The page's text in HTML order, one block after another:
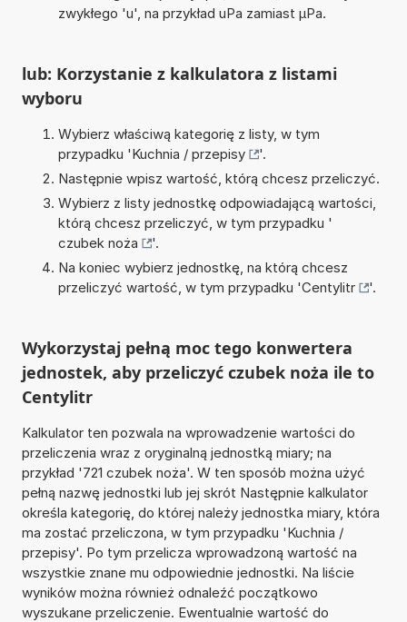
zwykłego 'u', na przykład uPa zamiast µPa.
lub: Korzystanie z kalkulatora z listami
wyboru
Wybierz właściwą kategorię z listy, w tym
przypadku 'Kuchnia / przepisy
'.
Następnie wpisz wartość, którą chcesz przeliczyć.
Wybierz z listy jednostkę odpowiadającą wartości,
którą chcesz przeliczyć, w tym przypadku '
czubek noża
'.
Na koniec wybierz jednostkę, na którą chcesz
przeliczyć wartość, w tym przypadku 'Centylitr '.
Wykorzystaj pełną moc tego konwertera
jednostek, aby przeliczyć czubek noża ile to
Centylitr
Kalkulator ten pozwala na wprowadzenie wartości do
przeliczenia wraz z oryginalną jednostką miary; na
przykład '721 czubek noża'. W ten sposób można użyć
pełną nazwę jednostki lub jej skrót Następnie kalkulator
określa kategorię, do której należy jednostka miary, która
ma zostać przeliczona, w tym przypadku 'Kuchnia /
przepisy'. Po tym przelicza wprowadzoną wartość na
wszystkie znane mu odpowiednie jednostki. Na liście
wyników można również odnaleźć początkowo
wyszukane przeliczenie. Ewentualnie wartość do